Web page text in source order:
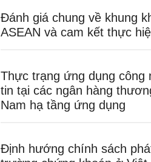
Đánh giá chung về khung
ASEAN và cam kết thực
Thực trạng ứng dụng công
tin tại các ngân hàng
Nam hạ tầng ứng dụng
Định hướng chính sách